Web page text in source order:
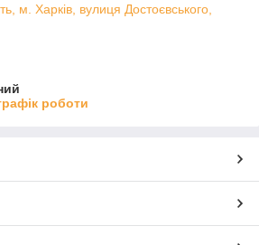
м. Харків, вулиця Достоєвського,
роботи